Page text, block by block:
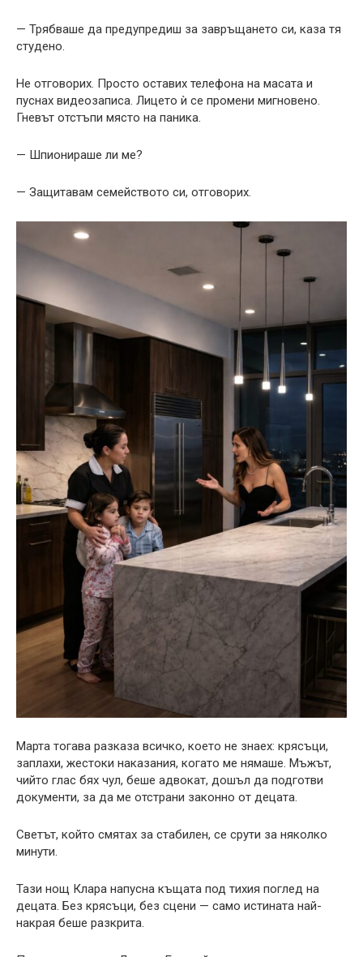
— Трябваше да предупредиш за завръщането си, каза тя
студено.
Не отговорих. Просто оставих телефона на масата и
пуснах видеозаписа. Лицето ѝ се промени мигновено.
Гневът отстъпи място на паника.
— Шпионираше ли ме?
— Защитавам семейството си, отговорих.
Марта тогава разказа всичко, което не знаех: крясъци,
заплахи, жестоки наказания, когато ме нямаше. Мъжът,
чийто глас бях чул, беше адвокат, дошъл да подготви
документи, за да ме отстрани законно от децата.
Светът, който смятах за стабилен, се срути за няколко
минути.
Тази нощ Клара напусна къщата под тихия поглед на
децата. Без крясъци, без сцени — само истината най-
накрая беше разкрита.